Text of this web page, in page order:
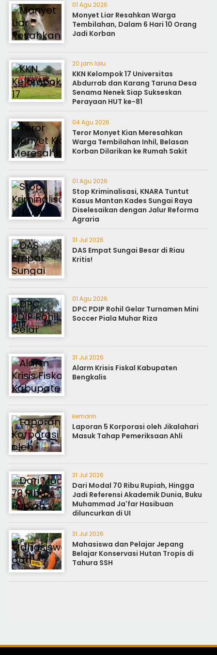
01 Agu 2026
Monyet Liar Resahkan Warga
Tembilahan, Dalam 6 Hari 10 Orang
Jadi Korban
20 jam lalu
KKN Kelompok 17 Universitas
Abdurrab dan Karang Taruna Desa
Senama Nenek Siap Sukseskan
Perayaan HUT ke-81
04 Agu 2026
Teror Monyet Kian Meresahkan
Warga Tembilahan Inhil, Belasan
Korban Dilarikan ke Rumah Sakit
01 Agu 2026
Stop Kriminalisasi, KNARA Tuntut
Kasus Mantan Kades Sungai Raya
Diselesaikan dengan Jalur Reforma
Agraria
31 Jul 2026
DAS Empat Sungai Besar di Riau
Kritis!
01 Agu 2026
DPC PDIP Rohil Gelar Turnamen Mini
Soccer Piala Muhar Riza
31 Jul 2026
Alarm Krisis Fiskal Kabupaten
Bengkalis
kemarin
Laporan 5 Korporasi oleh Jikalahari
Masuk Tahap Pemeriksaan Ahli
31 Jul 2026
Dari Modal 70 Ribu Rupiah, Hingga
Jadi Referensi Akademik Dunia, Buku
Muhammad Ja'far Hasibuan
diluncurkan di UI
31 Jul 2026
Mahasiswa dan Pelajar Jepang
Belajar Konservasi Hutan Tropis di
Tahura SSH